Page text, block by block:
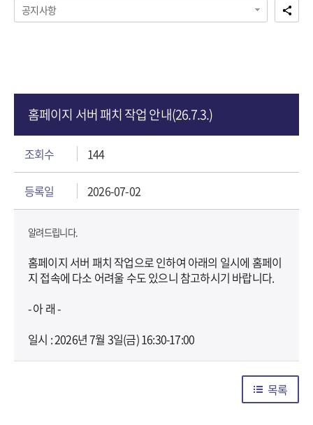
공지사항
홈페이지 서버 패치 작업 안내(26.7.3.)
조회수 144
등록일 2026-07-02
알려드립니다.
홈페이지 서버 패치 작업으로 인하여 아래의 일시에 홈페이
지 접속에 다소 어려울 수도 있으니 참고하시기 바랍니다.
- 아 래 -
일시 : 2026년 7월 3일(금) 16:30-17:00
목록